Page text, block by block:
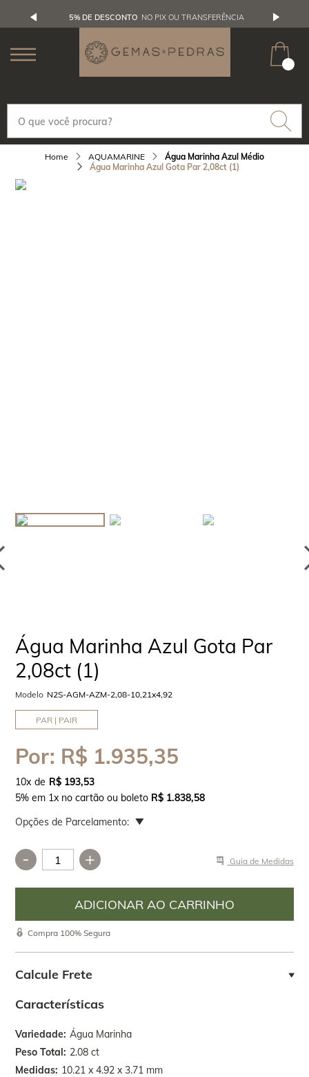
5% DE DESCONTO NO PIX OU TRANSFERÊNCIA
AQUAMARINE
Água Marinha Azul Médio
Água Marinha Azul Gota Par 2,08ct (1)
Características
Variedade Água Marinha
Peso Total 2.08 ct
Medidas 10.21 x 4.92 x 3.71 mm
Água Marinha Azul Gota Par
2,08ct (1)
Modelo N2S-AGM-AZM-2,08-10,21x4,92
PAR | PAIR
Por: R$ 1.935,35
10x
R$ 193,53
5% em 1x no cartão ou boleto R$ 1.838,58
Opções de Parcelamento:
- + Guia de Medidas
Compra 100% Segura
Calcule Frete